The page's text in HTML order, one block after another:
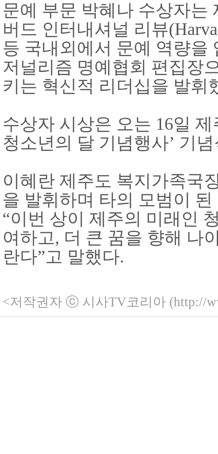
문예 부문 박혜나 수상자는
버드 인터내셔널 리뷰
등 국내외에서 문예 역량을
저널리즘 명예협회 편집장
키는 혁신적 리더십을 발휘
수상자 시상은 오는 16일
청소년의 달 기념행사’ 기
이혜란 제주도 복지가족국
을 발휘하며 타의 모범이
“이번 상이 제주의 미래인
여하고, 더 큰 꿈을 향해 나
란다”고 말했다.
<저작권자 ⓒ 시사TV코리아 (http://